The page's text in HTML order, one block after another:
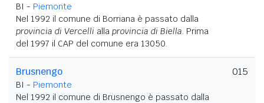
BI - Piemonte
Nel 1992 il comune di Borriana è passato dalla
provincia di Vercelli alla provincia di Biella. Prima
del 1997 il CAP del comune era 13050.
Brusnengo
BI - Piemonte
Nel 1992 il comune di Brusnengo è passato dalla
015